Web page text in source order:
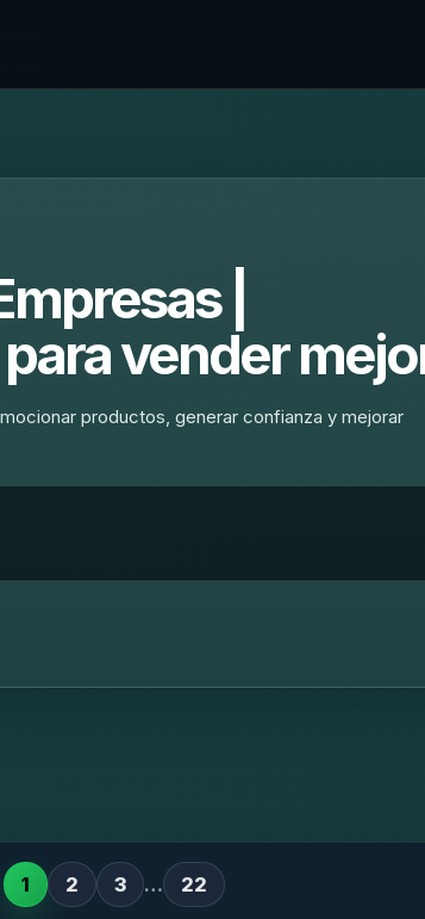
|
vender
productos, generar confianza y mejorar
1 2 3 … 22